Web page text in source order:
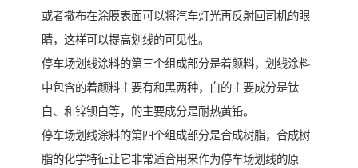
或者撒布在涂膜表面可以将汽车灯光再反射回司机的眼
睛，这样可以提高划线的可见性。
停车场划线涂料的第三个组成部分是着颜料，划线涂料
中包含的着颜料主要有和黑两种，白的主要成分是钛
白、和锌钡白等，的主要成分是耐热黄铅。
停车场划线涂料的第四个组成部分是合成树脂，合成树
脂的化学特征让它非常适合用来作为停车场划线的原